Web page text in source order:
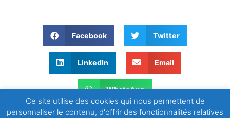
Facebook Twitter
LinkedIn Email
WhatsApp
Ce site utilise des cookies qui nous permettent de
personnaliser le contenu, d'offrir des fonctionnalités relatives